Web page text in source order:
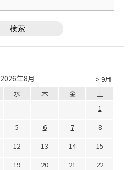
> 9月
2026年8月
水 木 金
土
1
5 6 7
8
12 13 14
15
19 20 21
22